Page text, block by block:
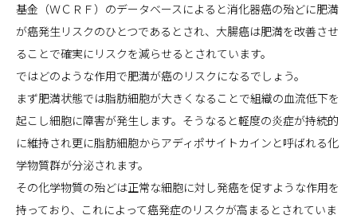
基金（ＷＣＲＦ）のデータベースによると消化器癌の殆どに肥満
が癌発生リスクのひとつであるとされ、大腸癌は肥満を改善させ
ることで確実にリスクを減らせるとされています。
ではどのような作用で肥満が癌のリスクになるでしょう。
まず肥満状態では脂肪細胞が大きくなることで組織の血流低下を
起こし細胞に障害が発生します。そうなると軽度の炎症が持続的
に維持され更に脂肪細胞からアディポサイトカインと呼ばれる化
学物質群が分泌されます。
その化学物質の殆どは正常な細胞に対し発癌を促すような作用を
持っており、これによって癌発症のリスクが高まるとされていま